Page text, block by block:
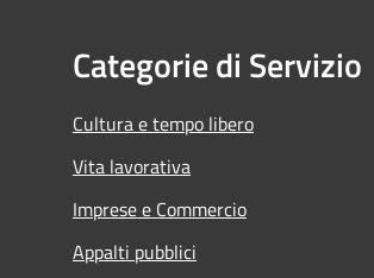
Categorie di Servizio
Cultura e tempo libero
Vita lavorativa
Imprese e Commercio
Appalti pubblici